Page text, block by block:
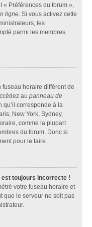
« Préférences du forum »,
ligne. Si vous activez cette
les
parmi les membres
fuseau horaire différent de
au panneau de
corresponde à la
New York, Sydney,
comme la plupart
du forum. Donc si
pour le faire.
est toujours incorrecte !
votre fuseau horaire et
que le serveur ne soit pas